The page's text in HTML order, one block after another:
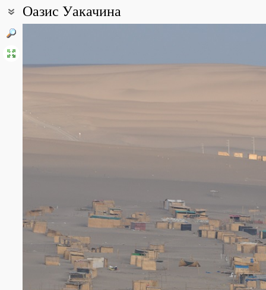
Оазис Уакачина
Оазис расположен в нескольких километрах западнее города